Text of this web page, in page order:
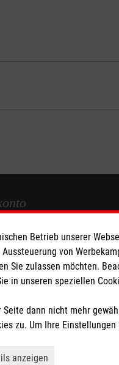
Hilfsdienst e.V.
für Kirche und Caritas
Betrieb unserer
von
Sie zulassen möchten.
in unseren speziellen
dann nicht mehr
zu. Um Ihre Einstellungen
anzeigen